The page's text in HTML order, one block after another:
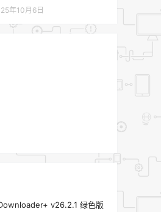
25年10月6日
v26.2.1 绿色版